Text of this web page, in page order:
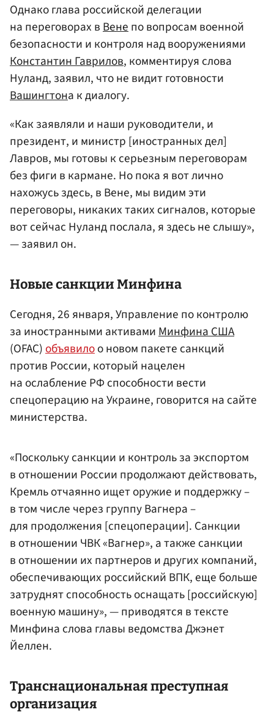
Однако глава российской делегации
на переговорах вВенепо вопросам военной
безопасности и контроля над вооружениями
Константин Гаврилов, комментируя слова
Нуланд, заявил, что не видит готовности
Вашингтона к диалогу.
«Как заявляли и наши руководители, и
президент, и министр [иностранных дел]
Лавров, мы готовы к серьезным переговорам
без фиги в кармане. Но пока я вот лично
нахожусь здесь, в Вене, мы видим эти
переговоры, никаких таких сигналов, которые
вот сейчас Нуланд послала, я здесь не слышу»,
— заявил он.
Новые санкции Минфина
Сегодня, 26 января, Управление по контролю
за иностранными активамиМинфина США
(OFAC)объявилоо новом пакете санкций
против России, который нацелен
на ослабление РФ способности вести
спецоперацию на Украине, говорится на сайте
министерства.
«Поскольку санкции и контроль за экспортом
в отношении России продолжают действовать,
Кремль отчаянно ищет оружие и поддержку –
в том числе через группу Вагнера –
для продолжения [спецоперации]. Санкции
в отношении ЧВК «Вагнер», а также санкции
в отношении их партнеров и других компаний,
обеспечивающих российский ВПК, еще больше
затруднят способность оснащать [российскую]
военную машину», — приводятся в тексте
Минфина слова главы ведомства Джэнет
Йеллен.
Транснациональная преступная
организация